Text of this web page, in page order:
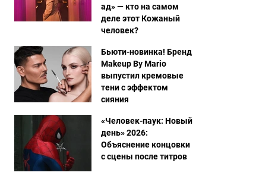
ад» — кто на самом
деле этот Кожаный
человек?
Бьюти-новинка! Бренд
Makeup By Mario
выпустил кремовые
тени с эффектом
сияния
«Человек-паук: Новый
день» 2026:
Объяснение концовки
с сцены после титров